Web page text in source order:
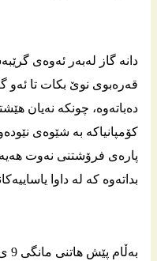
قه‌ره‌بوی نوێ بکات تا ئه‌و
ده‌باته‌وه‌، چونکه‌ نه‌یان
کۆمپانیاکه‌ به‌ شێوه‌ی
پاره‌ی فرۆشتنی نه‌وت هه‌یه‌
بداته‌وه‌ که‌ له‌ داوا